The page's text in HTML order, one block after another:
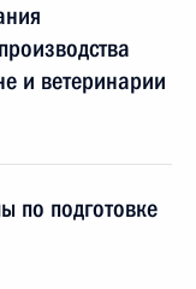
и ветеринарии
по подготовке